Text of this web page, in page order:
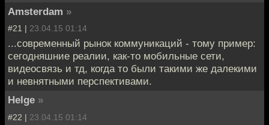
Amsterdam »
#21 | 23.04.15 01:14
...современный рынок коммуникаций - тому пример:
сегодняшние реалии, как-то мобильные сети,
видеосвязь и тд, когда то были такими же далекими
и невнятными перспективами.
Helge »
#22 | 23.04.15 01:14